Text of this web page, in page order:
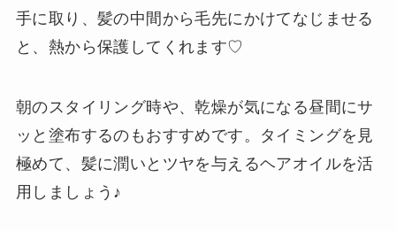
手に取り、髪の中間から毛先にかけてなじませる
と、熱から保護してくれます♡
朝のスタイリング時や、乾燥が気になる昼間にサ
ッと塗布するのもおすすめです。タイミングを見
極めて、髪に潤いとツヤを与えるヘアオイルを活
用しましょう♪